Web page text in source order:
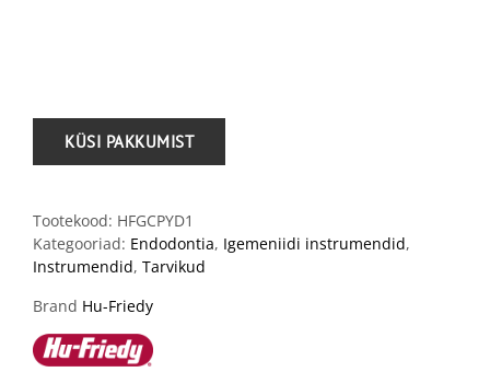
Tootekood: HFGCPYD1
Kategooriad: Endodontia, Igemeniidi instrumendid,
Instrumendid, Tarvikud
Brand Hu-Friedy